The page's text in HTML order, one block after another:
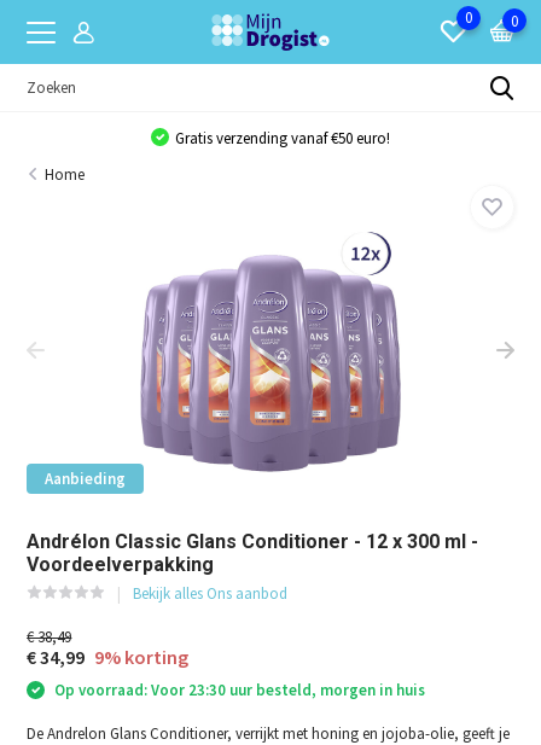
0 0
Gratis verzending vanaf €50 euro!
Home
Aanbieding
Andrélon Classic Glans Conditioner - 12 x 300 ml -
Voordeelverpakking
Bekijk alles Ons aanbod
€ 38,49
€ 34,99 9% korting
Op voorraad: Voor 23:30 uur besteld, morgen in huis
De Andrelon Glans Conditioner, verrijkt met honing en jojoba-olie, geeft je